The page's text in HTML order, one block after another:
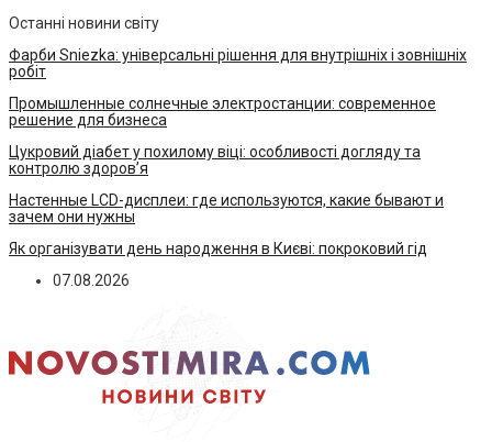
Останні новини світу
Фарби Sniezka: універсальні рішення для внутрішніх і зовнішніх
робіт
Промышленные солнечные электростанции: современное
решение для бизнеса
Цукровий діабет у похилому віці: особливості догляду та
контролю здоров’я
Настенные LCD-дисплеи: где используются, какие бывают и
зачем они нужны
Як організувати день народження в Києві: покроковий гід
07.08.2026